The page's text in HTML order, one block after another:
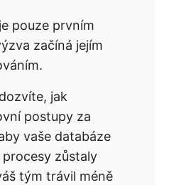
pouze prvním
začíná jejím
jak
postupy za
vaše databáze
procesy zůstaly
tým trávil méně